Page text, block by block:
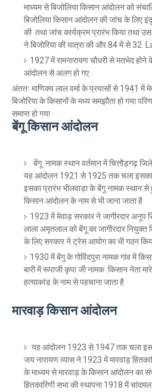
माध्यम से बिजोलिया किसान आंदोलन को
बिजोलिया किसान आंदोलन की जांच के लिए
की तथा जांच कार्यक्रम प्रारंभ किया तथा
ने बिजोरिया की यात्रा की और 84 में से 32
1927 में रामनारायण चौधरी से मतभेद
आंदोलन से अलग हो गए
अंततः माणिक्य लाल वर्मा के प्रयासों से 1941 में
बिजोरिया के किसानों के मध्य समझौता हो गया
समाप्त हो गया
बेंगू किसान आंदोलन
बेंगू नामक स्थान वर्तमान में चित्तौड़गढ़
यह आंदोलन 1921 से 1925 तक चला इसका
इसका प्रारंभ भीलवाड़ा के बेंगु नामक स्थान
किसान आंदोलन के नाम से भी जाना जाता है
1923 में मेवाड़ सरकार ने जागीरदार अनूप
लाला अमृतलाल को बेंगू का जागीरदार नियुक्त
के लिए सरकार ने ट्रेस आयोग का भी गठन
1930 में बेंगु के गोविंदपुरा नामक गांव में
बारी में रूपाजी कृपा जी नामक किसान नेता
हत्याकांड के नाम से पहचाना जाता है
मारवाड़ किसान आंदोलन
यह आंदोलन 1923 से 1947 तक चला
जय नारायण व्यास ने 1923 में मारवाड़
के माध्यम से मारवाड़ के किसान आंदोलन का
हितकारिणी सभा की स्थापना 1918 में